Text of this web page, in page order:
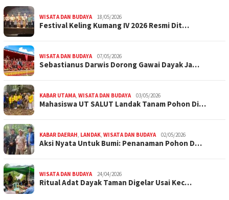
WISATA DAN BUDAYA 18/05/2026
Festival Keling Kumang IV 2026 Resmi Dit…
WISATA DAN BUDAYA 07/05/2026
Sebastianus Darwis Dorong Gawai Dayak Ja…
KABAR UTAMA, WISATA DAN BUDAYA 03/05/2026
Mahasiswa UT SALUT Landak Tanam Pohon Di…
KABAR DAERAH, LANDAK, WISATA DAN BUDAYA 02/05/2026
Aksi Nyata Untuk Bumi: Penanaman Pohon D…
WISATA DAN BUDAYA 24/04/2026
Ritual Adat Dayak Taman Digelar Usai Kec…